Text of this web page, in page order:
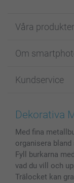
Våra produkter
Fotokort
Fotoböcker
Bilder,
MyNameBook
Fotoalmanackor
Fotoramar &
Presentkort
Om
För affiliates
Cookie Policy
Villkor och
Investor Relations
Kundservice
smartgaranti
Priser & betalning
Status på
Dekorativa
Med fina
organisera
Fyll burkarna
vad du vill och
Trälocket kan